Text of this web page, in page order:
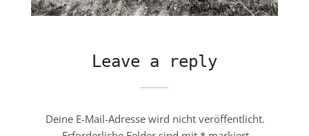
Leave a reply
Deine E-Mail-Adresse wird nicht veröffentlicht.